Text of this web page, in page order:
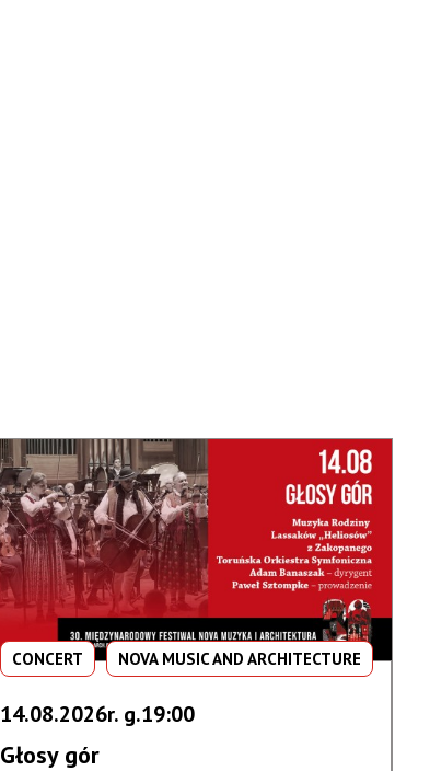
CONCERT NOVA MUSIC AND ARCHITECTURE
14.08.2026r. g.19:00
Głosy gór